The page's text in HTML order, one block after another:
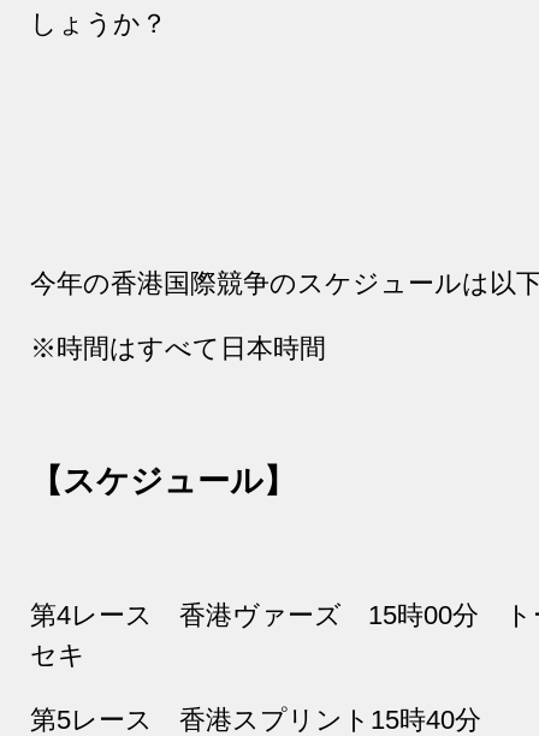
しょうか？
今年の香港国際競争のスケジュールは以
※時間はすべて日本時間
【スケジュール】
第4レース 香港ヴァーズ 15時00分 ト
セキ
第5レース 香港スプリント 15時40分